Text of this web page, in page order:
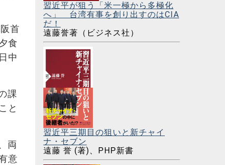
首
食
中
課
と
両
意
習近平が狙う「米一極から多極化
へ」 台湾有事を創り出すのはCIA
だ！
遠藤誉著（ビジネス社）
習近平三期目の狙いと新チャイ
ナ・セブン
遠藤 誉 (著)、PHP新書